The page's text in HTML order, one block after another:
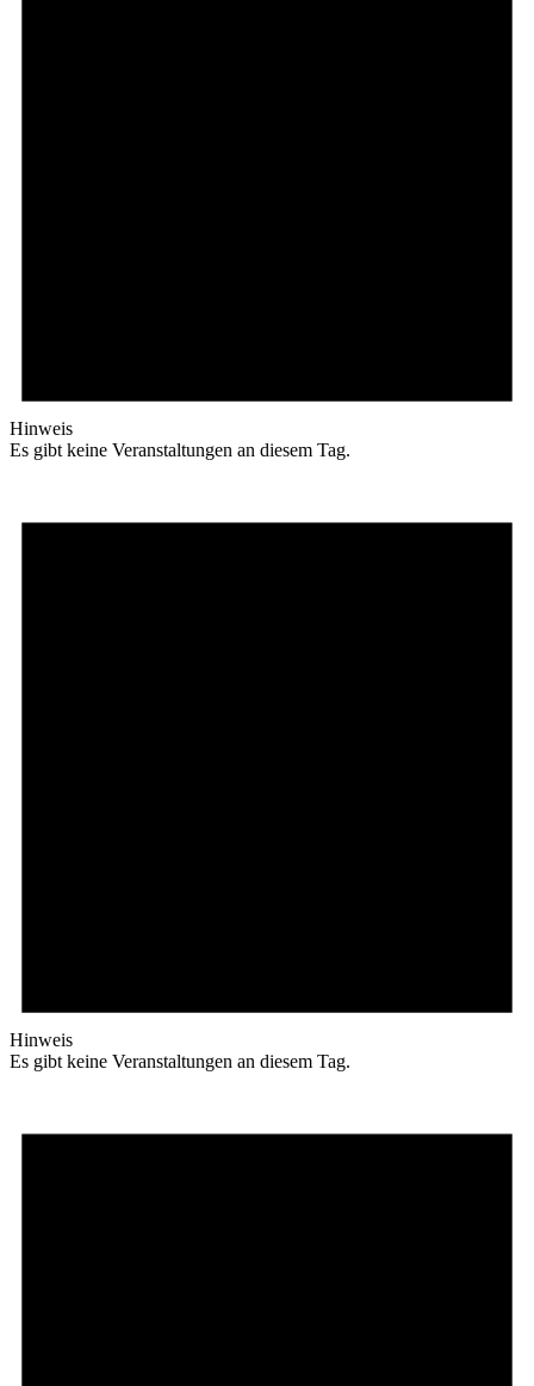
Hinweis
Es gibt keine Veranstaltungen an diesem Tag.
Hinweis
Es gibt keine Veranstaltungen an diesem Tag.